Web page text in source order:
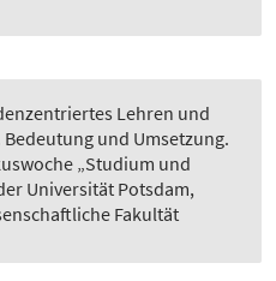
Lehren und
und Umsetzung.
„Studium und
Universität Potsdam,
Fakultät